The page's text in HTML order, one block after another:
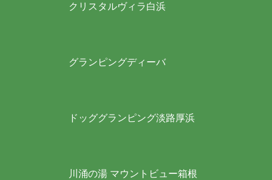
クリスタルヴィラ白浜
グランピングディーバ
ドッググランピング淡路厚浜
川涌の湯 マウントビュー箱根